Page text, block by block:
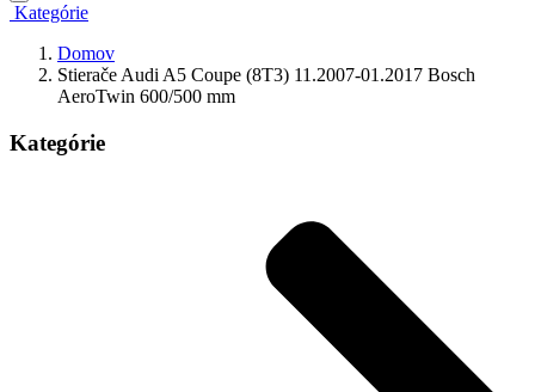
Kategórie
Domov
Stierače Audi A5 Coupe (8T3) 11.2007-01.2017 Bosch
AeroTwin 600/500 mm
Kategórie